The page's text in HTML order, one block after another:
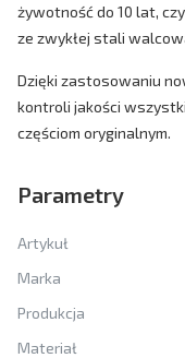
żywotność do 10 lat,
ze zwykłej stali
Dzięki zastosowaniu
kontroli jakości
częściom oryginalnym.
Parametry
Artykuł
Marka
Produkcja
Materiał